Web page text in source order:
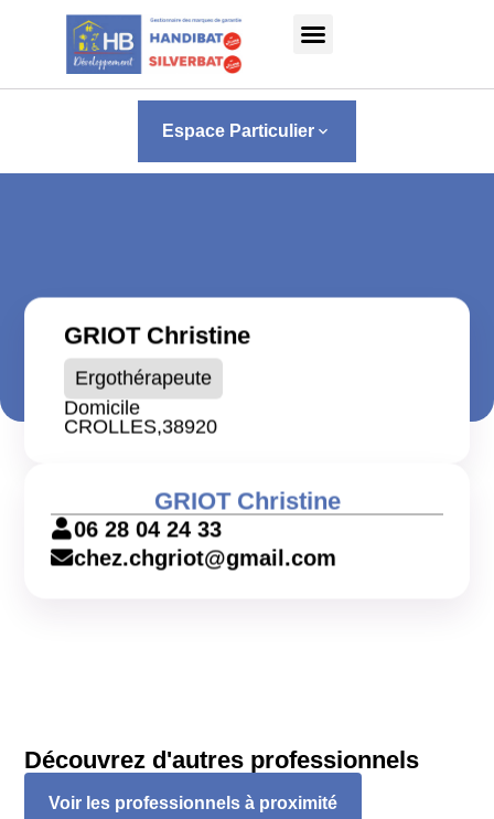
Panneau de gestion des cookies
Espace Particulier keyboard_arrow_down
GRIOT Christine
Ergothérapeute
Domicile
CROLLES,38920
GRIOT Christine
06 28 04 24 33
chez.chgriot@gmail.com
Découvrez d'autres professionnels
Voir les professionnels à proximité